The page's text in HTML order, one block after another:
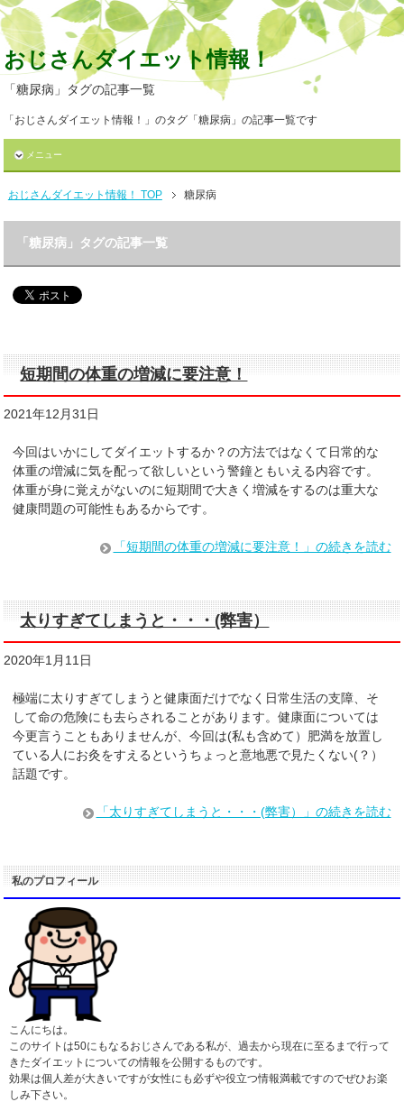
おじさんダイエット情報！
「糖尿病」タグの記事一覧
「おじさんダイエット情報！」のタグ「糖尿病」の記事一覧です
メニュー
おじさんダイエット情報！ TOP 糖尿病
「糖尿病」タグの記事一覧
短期間の体重の増減に要注意！
2021年12月31日
今回はいかにしてダイエットするか？の方法ではなくて日常的な
体重の増減に気を配って欲しいという警鐘ともいえる内容です。
体重が身に覚えがないのに短期間で大きく増減をするのは重大な
健康問題の可能性もあるからです。
「短期間の体重の増減に要注意！」の続きを読む
太りすぎてしまうと・・・(弊害）
2020年1月11日
極端に太りすぎてしまうと健康面だけでなく日常生活の支障、そ
して命の危険にも去らされることがあります。健康面については
今更言うこともありませんが、今回は(私も含めて）肥満を放置し
ている人にお灸をすえるというちょっと意地悪で見たくない(？）
話題です。
「太りすぎてしまうと・・・(弊害）」の続きを読む
私のプロフィール
こんにちは。
このサイトは50にもなるおじさんである私が、過去から現在に至るまで行って
きたダイエットについての情報を公開するものです。
効果は個人差が大きいですが女性にも必ずや役立つ情報満載ですのでぜひお楽
しみ下さい。